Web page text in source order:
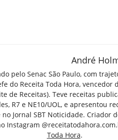
André
pelo Senac São Paulo, com
do Receita Toda Hora, vencedor
de Receitas). Teve receitas
R7 e NE10/UOL, e apresentou
Jornal SBT Noticidade. Criador
Instagram
Toda Hora.